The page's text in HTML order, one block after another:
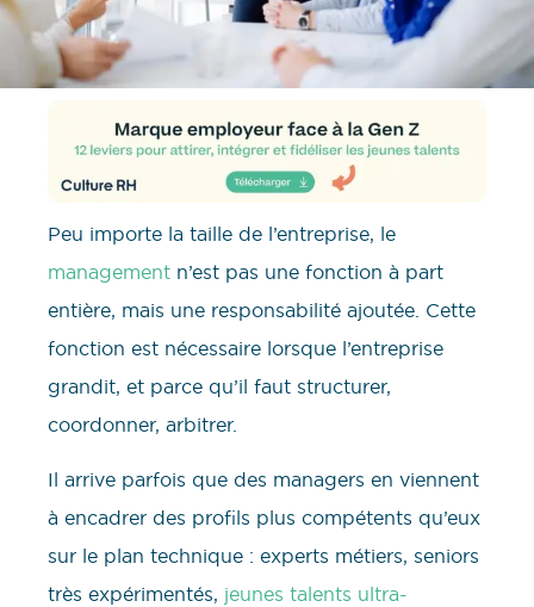
Peu importe la taille de l’entreprise, le
management n’est pas une fonction à part
entière, mais une responsabilité ajoutée. Cette
fonction est nécessaire lorsque l’entreprise
grandit, et parce qu’il faut structurer,
coordonner, arbitrer.
Il arrive parfois que des managers en viennent
à encadrer des profils plus compétents qu’eux
sur le plan technique : experts métiers, seniors
très expérimentés, jeunes talents ultra-